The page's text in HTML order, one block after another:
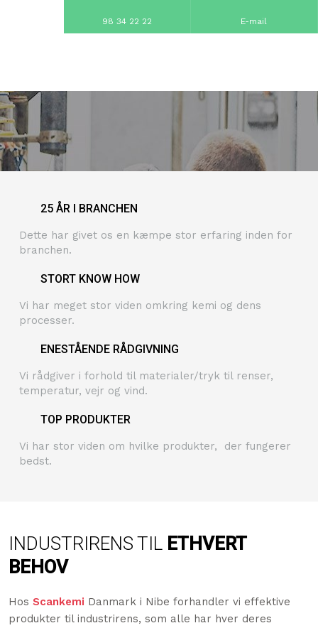
98 34 22 22 E-mail
​25 ÅR I BRANCHEN
Dette har givet os en kæmpe stor erfaring inden for
branchen.
STORT KNOW HOW
Vi har meget stor viden omkring kemi og dens
processer.
​ENESTÅENDE RÅDGIVNING
Vi rådgiver i forhold til materialer/tryk til renser,
temperatur, vejr og vind.
​TOP PRODUKTER
Vi har stor viden om hvilke produkter, der fungerer
bedst.
INDUSTRIRENS TIL ETHVERT
BEHOV
​Hos Scankemi Danmark i Nibe forhandler vi effektive
produkter til industrirens, som alle har hver deres